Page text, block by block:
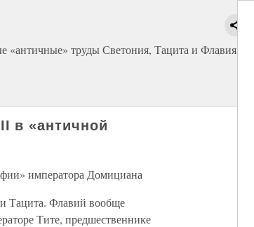
труды Светония, Тацита и Флавия,
в «античной
императора Домициана
Тацита. Флавий вообще
Тите, предшественнике